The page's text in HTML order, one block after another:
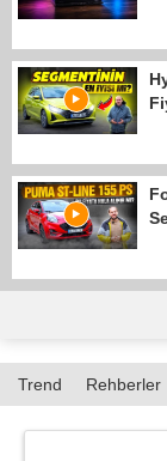
Trend Rehberler